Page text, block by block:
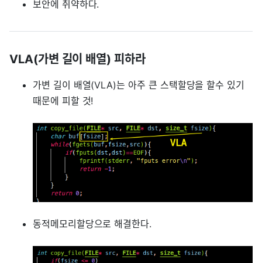
보안에 취약하다.
VLA(가변 길이 배열) 피하라
가변 길이 배열(VLA)는 아주 큰 스택할당을 할수 있기
때문에 피할 것!
동적메모리할당으로 해결한다.